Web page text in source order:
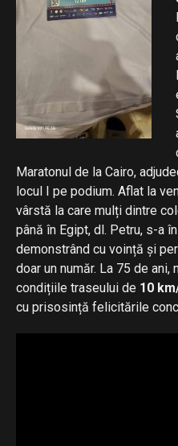
Maratonul de la Cairo,
locul I pe podium. Aflat la
vârstă la care mulți dintre
până în Egipt, dl. Petru, s-a
demonstrând cu voință și
doar un număr. La 75 de
condițiile traseului de 10
cu prisosință felicitările